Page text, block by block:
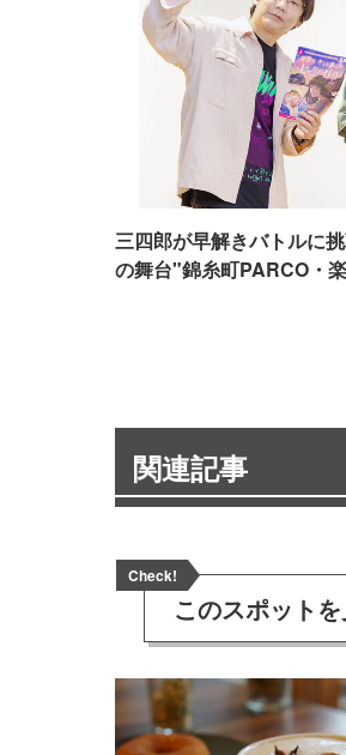
三四郎が早解きバトルに
の舞台"錦糸町PARCO・
関連記事
Check!
このスポット